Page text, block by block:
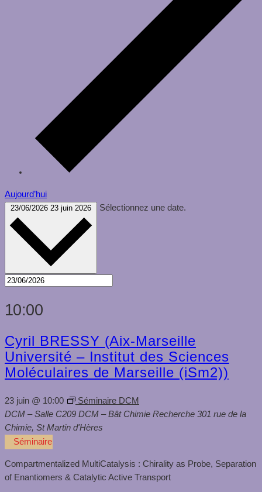
Aujourd’hui
23/06/2026 23 juin 2026 Sélectionnez une date.
10:00
Cyril BRESSY (Aix-Marseille
Université – Institut des Sciences
Moléculaires de Marseille (iSm2))
23 juin @ 10:00
Séminaire DCM
DCM – Salle C209 DCM – Bât Chimie Recherche 301 rue de la
Chimie, St Martin d'Hères
Séminaire
Compartmentalized MultiCatalysis : Chirality as Probe, Separation
of Enantiomers & Catalytic Active Transport